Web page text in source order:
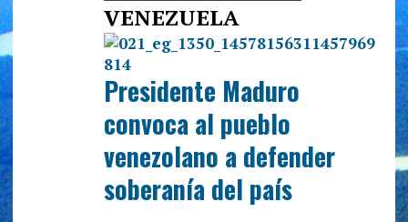
VENEZUELA
Presidente Maduro
convoca al pueblo
venezolano a defender
soberanía del país